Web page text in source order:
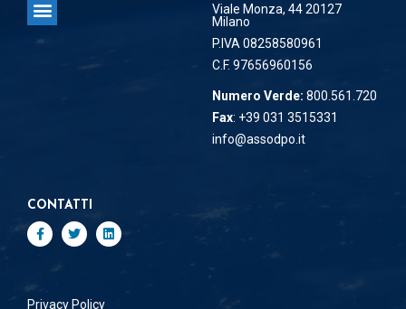
Viale Monza, 44 20127
Milano
P.IVA 08258580961
C.F. 97656960156
Numero Verde: 800.561.720
Fax: +39 031 3515331
info@assodpo.it
CONTATTI
Privacy Policy